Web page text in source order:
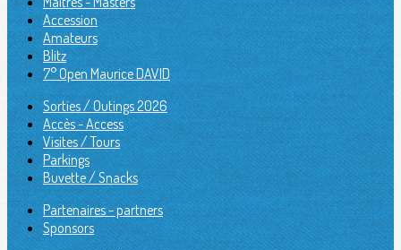
Accession
Amateurs
Blitz
7° Open Maurice DAVID
Sorties / Outings 2026
Accès - Access
Visites / Tours
Parkings
Buvette / Snacks
Partenaires - partners
Sponsors